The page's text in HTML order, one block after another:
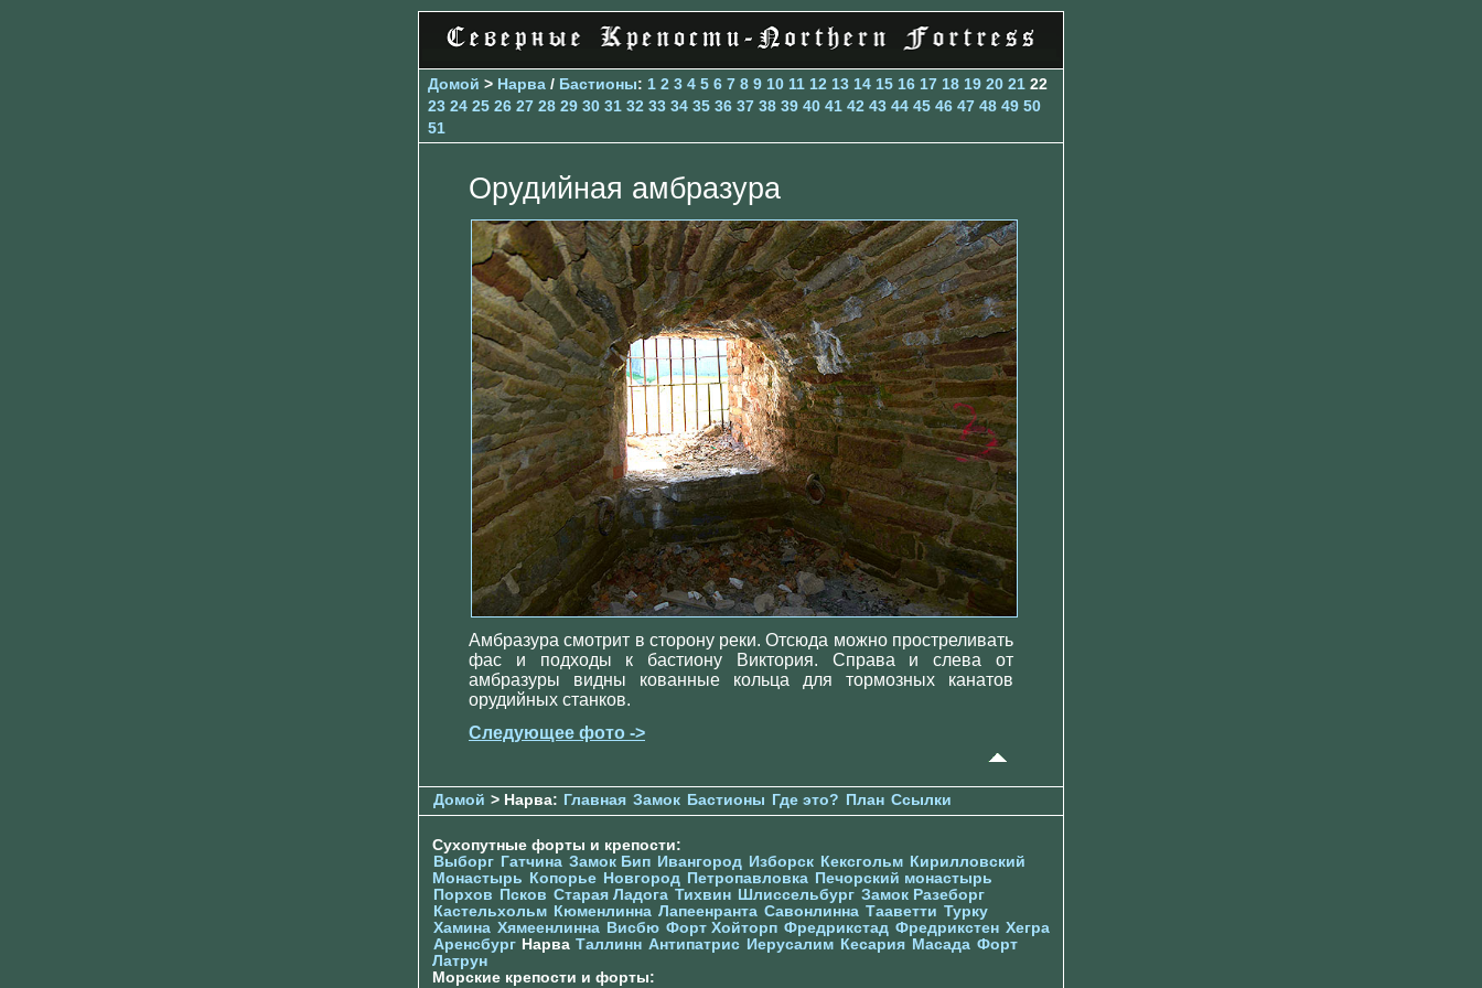
Домой > Нарва / Бастионы: 1 2 3 4 5 6 7 8 9 10 11 12 13 14 15 16 17 18 19 20 21 22
23 24 25 26 27 28 29 30 31 32 33 34 35 36 37 38 39 40 41 42 43 44 45 46 47 48 49 50
51
Орудийная амбразура
Амбразура смотрит в сторону реки. Отсюда можно простреливать
фас и подходы к бастиону Виктория. Справа и слева от
амбразуры видны кованные кольца для тормозных канатов
орудийных станков.
Следующее фото ->
Домой > Нарва: Главная Замок Бастионы Где это? План Ссылки
Сухопутные форты и крепости:
Выборг Гатчина Замок Бип Ивангород Изборск Кексгольм Кирилловский
Монастырь Копорье Новгород Петропавловка Печорcкий монастырь
Порхов Псков Старая Ладога Тихвин Шлиссельбург Замок Разеборг
Кастельхольм Кюменлинна Лапеенранта Савонлинна Тааветти Турку
Хамина Хямеенлинна Висбю Форт Хойторп Фредрикстад Фредрикстен Хегра
Аренсбург Нарва Таллинн Антипатрис Иерусалим Кесария Масада Форт
Латрун
Морские крепости и форты: